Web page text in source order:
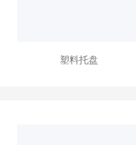
塑料托盘